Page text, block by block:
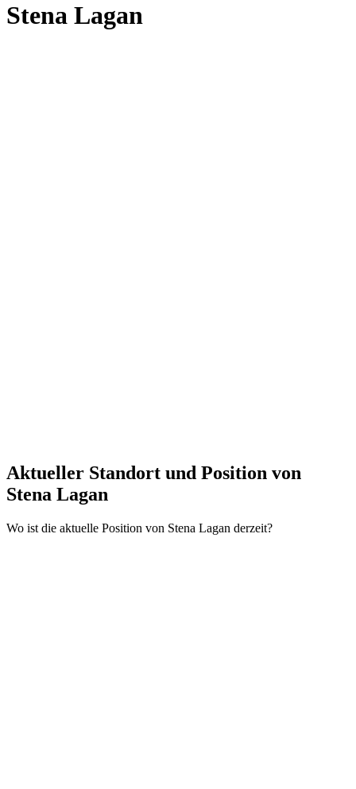
Stena Lagan
Aktueller Standort und Position von
Stena Lagan
Wo ist die aktuelle Position von Stena Lagan derzeit?